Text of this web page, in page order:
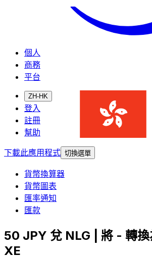
個人
商務
平台
ZH-HK
登入
註冊
幫助
下載此應用程式 切換選單
貨幣換算器
貨幣圖表
匯率通知
匯款
50 JPY 兌 NLG | 將 - 轉換
XE